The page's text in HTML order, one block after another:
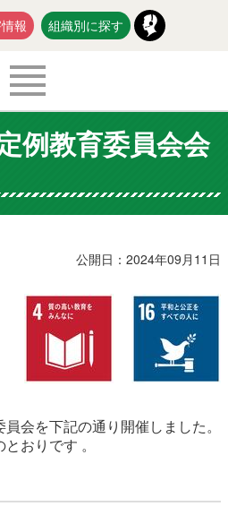
報 組織別に探す
出産・子育て
教育・文化・スポーツ
商工・労働 新産業
町長室
例教育委員会会
公開日：2024年09月11日
会を下記の通り開催しました。
おりです 。